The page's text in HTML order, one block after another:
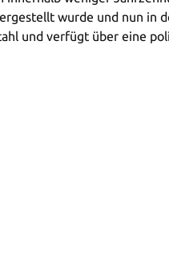
wurde und nun in
und verfügt über eine